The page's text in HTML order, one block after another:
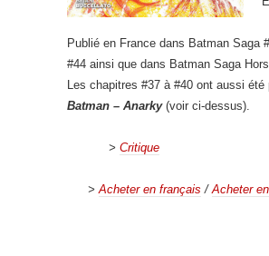
Publié en France dans Batman Saga
#44 ainsi que dans Batman Saga
Les chapitres #37 à #40 ont aussi été
Batman – Anarky(voir ci-dessus).
> Critique
>Acheter en français /Acheter